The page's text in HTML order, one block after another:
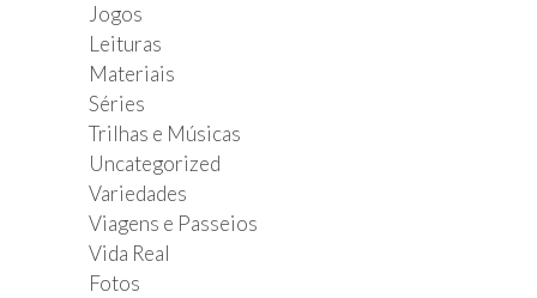
Jogos
Leituras
Materiais
Séries
Trilhas e Músicas
Uncategorized
Variedades
Viagens e Passeios
Vida Real
Fotos